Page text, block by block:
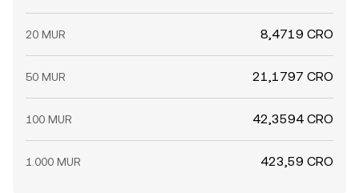
20 MUR 8,4719 CRO
50 MUR 21,1797 CRO
100 MUR 42,3594 CRO
1.000 MUR 423,59 CRO